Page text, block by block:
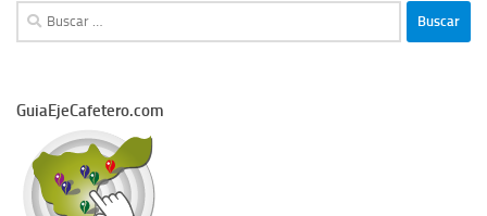
Buscar:
GuiaEjeCafetero.com